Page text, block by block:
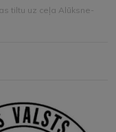
tiltu uz ceļa Alūksne-